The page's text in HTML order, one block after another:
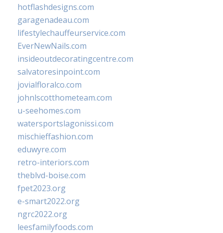
hotflashdesigns.com
garagenadeau.com
lifestylechauffeurservice.com
EverNewNails.com
insideoutdecoratingcentre.com
salvatoresinpoint.com
jovialfloralco.com
johnlscotthometeam.com
u-seehomes.com
watersportslagonissi.com
mischieffashion.com
eduwyre.com
retro-interiors.com
theblvd-boise.com
fpet2023.org
e-smart2022.org
ngrc2022.org
leesfamilyfoods.com